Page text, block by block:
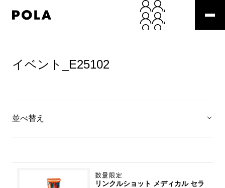
イベント_E25102
並べ替え
リンクルショット メディカル セラ